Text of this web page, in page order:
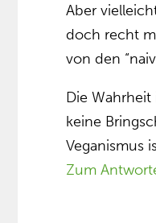
Aber
doch recht
von den
Die
keine
Veganismus
Zum